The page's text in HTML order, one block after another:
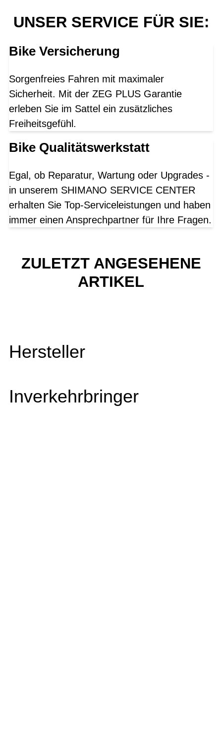
UNSER SERVICE FÜR SIE:
Bike Versicherung
Sorgenfreies Fahren mit maximaler
Sicherheit. Mit der ZEG PLUS Garantie
erleben Sie im Sattel ein zusätzliches
Freiheitsgefühl.
Bike Qualitätswerkstatt
Egal, ob Reparatur, Wartung oder Upgrades -
in unserem SHIMANO SERVICE CENTER
erhalten Sie Top-Serviceleistungen und haben
immer einen Ansprechpartner für Ihre Fragen.
ZULETZT ANGESEHENE
ARTIKEL
Hersteller
Inverkehrbringer